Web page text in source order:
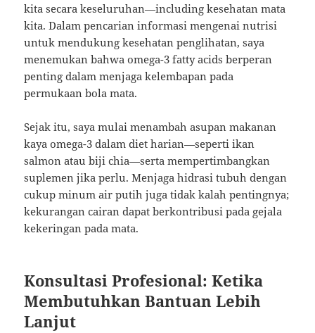
kita secara keseluruhan—including kesehatan mata
kita. Dalam pencarian informasi mengenai nutrisi
untuk mendukung kesehatan penglihatan, saya
menemukan bahwa omega-3 fatty acids berperan
penting dalam menjaga kelembapan pada
permukaan bola mata.
Sejak itu, saya mulai menambah asupan makanan
kaya omega-3 dalam diet harian—seperti ikan
salmon atau biji chia—serta mempertimbangkan
suplemen jika perlu. Menjaga hidrasi tubuh dengan
cukup minum air putih juga tidak kalah pentingnya;
kekurangan cairan dapat berkontribusi pada gejala
kekeringan pada mata.
Konsultasi Profesional: Ketika
Membutuhkan Bantuan Lebih
Lanjut